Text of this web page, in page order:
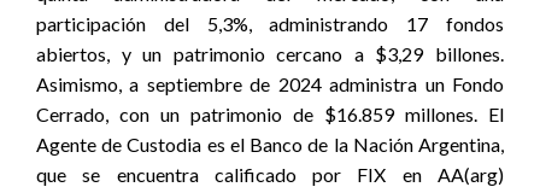
participación del 5,3%, administrando 17 fondos
abiertos, y un patrimonio cercano a $3,29 billones.
Asimismo, a septiembre de 2024 administra un Fondo
Cerrado, con un patrimonio de $16.859 millones. El
Agente de Custodia es el Banco de la Nación Argentina,
que se encuentra calificado por FIX en AA(arg)